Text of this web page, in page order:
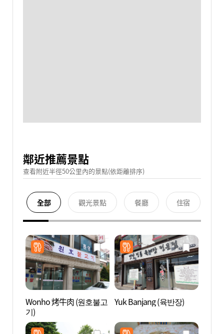
鄰近推薦景點
查看附近半徑50公里內的景點(依距離排序)
全部 觀光景點 餐廳 住宿
Wonho 烤牛肉 (원호불고
기)
Yuk Banjang (육반장)